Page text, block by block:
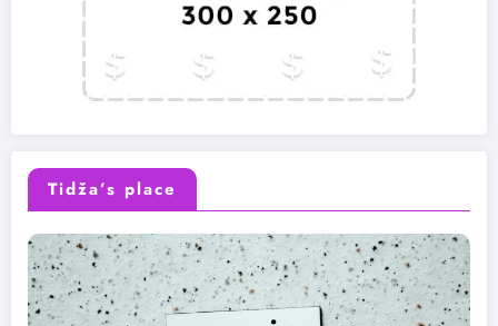
Tidža’s place